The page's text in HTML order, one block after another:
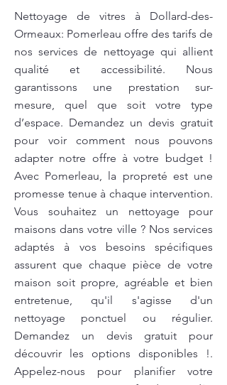
Nettoyage de vitres à Dollard-des-
Ormeaux: Pomerleau offre des tarifs de
nos services de nettoyage qui allient
qualité et accessibilité. Nous
garantissons une prestation sur-
mesure, quel que soit votre type
d’espace. Demandez un devis gratuit
pour voir comment nous pouvons
adapter notre offre à votre budget !
Avec Pomerleau, la propreté est une
promesse tenue à chaque intervention.
Vous souhaitez un nettoyage pour
maisons dans votre ville ? Nos services
adaptés à vos besoins spécifiques
assurent que chaque pièce de votre
maison soit propre, agréable et bien
entretenue, qu'il s'agisse d'un
nettoyage ponctuel ou régulier.
Demandez un devis gratuit pour
découvrir les options disponibles !.
Appelez-nous pour planifier votre